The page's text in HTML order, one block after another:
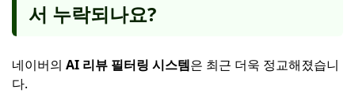
서 누락되나요?
네이버의 AI 리뷰 필터링 시스템은 최근 더욱 정교해졌습니
다.